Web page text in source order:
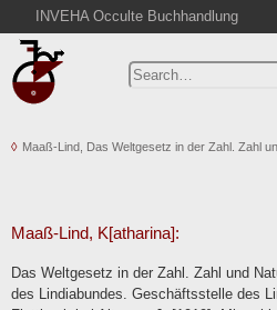
INVEHA Occulte Buchhandlung
Home
Advanced Search
Cart
Contact
Maaß-Lind, Das Weltgesetz in der Zahl. Zahl
Maaß-Lind, K[atharina]:
Das Weltgesetz in der Zahl. Zahl und
des Lindiabundes. Geschäftsstelle des